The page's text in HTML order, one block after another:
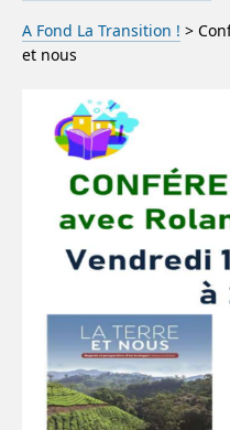
A Fond La Transition ! >
et nous